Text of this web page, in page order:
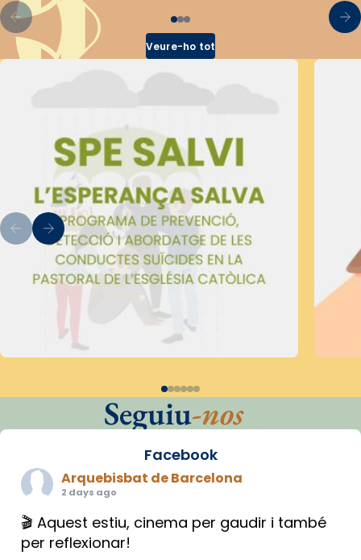
Veure-ho tot
Seguiu-nos
Facebook
Arquebisbat de Barcelona
2 days ago
🎬 Aquest estiu, cinema per gaudir i també
per reflexionar!